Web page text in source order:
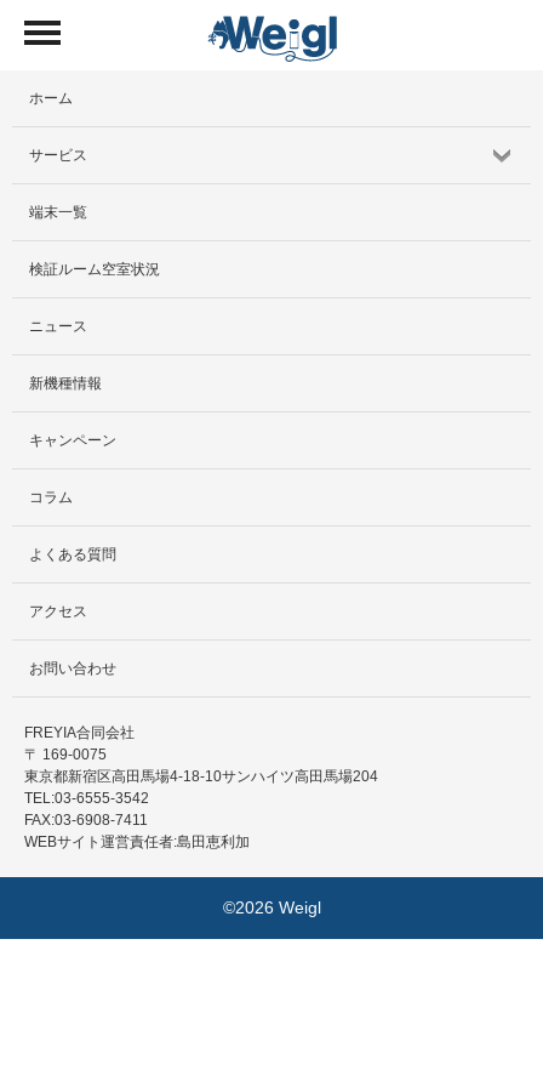
ホーム
サービス
サービス紹介
社外貸出プラン
検証ルーム
料金プラン
レンタルルームプラン
お手軽検証パック
端末一覧
検証ルーム空室状況
ニュース
新機種情報
キャンペーン
コラム
よくある質問
アクセス
お問い合わせ
FREYIA合同会社
〒 169-0075
東京都新宿区高田馬場4-18-10サンハイツ高田馬場204
TEL:03-6555-3542
FAX:03-6908-7411
WEBサイト運営責任者:島田恵利加
©2026 Weigl